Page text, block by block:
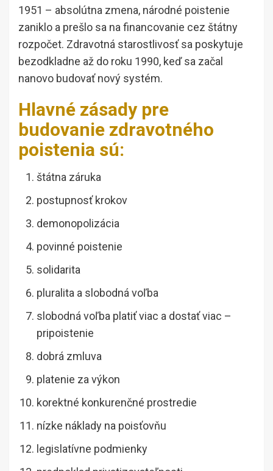
1951 – absolútna zmena, národné poistenie
zaniklo a prešlo sa na financovanie cez štátny
rozpočet. Zdravotná starostlivosť sa poskytuje
bezodkladne až do roku 1990, keď sa začal
nanovo budovať nový systém.
Hlavné zásady pre
budovanie zdravotného
poistenia sú:
štátna záruka
postupnosť krokov
demonopolizácia
povinné poistenie
solidarita
pluralita a slobodná voľba
slobodná voľba platiť viac a dostať viac –
pripoistenie
dobrá zmluva
platenie za výkon
korektné konkurenčné prostredie
nízke náklady na poisťovňu
legislatívne podmienky